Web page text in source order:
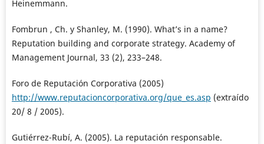
Heinemmann.
Fombrun , Ch. y Shanley, M. (1990). What’s in a name?
Reputation building and corporate strategy. Academy of
Management Journal, 33 (2), 233–248.
Foro de Reputación Corporativa (2005)
http://www.reputacioncorporativa.org/que_es.asp (extraído
20/ 8 / 2005).
Gutiérrez-Rubí, A. (2005). La reputación responsable.